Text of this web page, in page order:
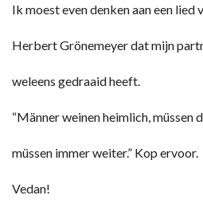
Ik moest even denken aan een lied
Herbert Grönemeyer dat mijn
weleens gedraaid heeft.
“Männer weinen heimlich, müssen
müssen immer weiter.” Kop ervoor.
Vedan!